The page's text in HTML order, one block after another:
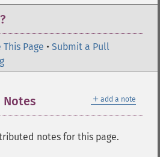
Page • Submit a Pull
＋ add a note
notes for this page.